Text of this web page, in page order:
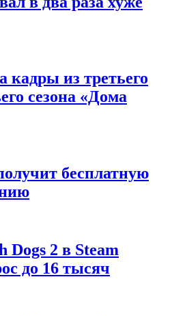
кадры из третьего
сезона «Дома
бесплатную
2 в Steam
до 16 тысяч